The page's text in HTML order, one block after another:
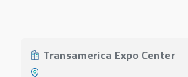
Transamerica Expo Center